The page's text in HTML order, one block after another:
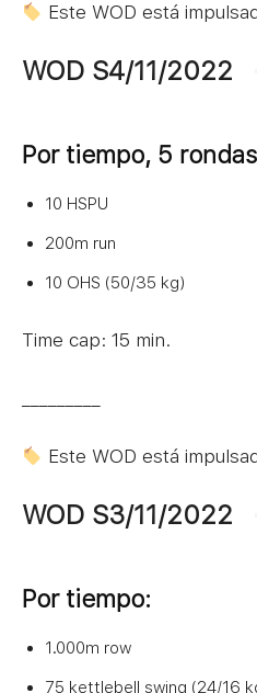
Este WOD está
WOD S4/11/2022
Por tiempo, 5
10 HSPU
200m run
10 OHS (50/35 kg)
Time cap: 15 min.
Este WOD está
WOD S3/11/2022
Por tiempo:
1.000m row
75 kettlebell swing (24/16